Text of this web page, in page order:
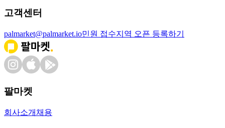
고객센터
palmarket@palmarket.io민원 접수지역 오픈 등록하기
팔마켓
회사소개 채용